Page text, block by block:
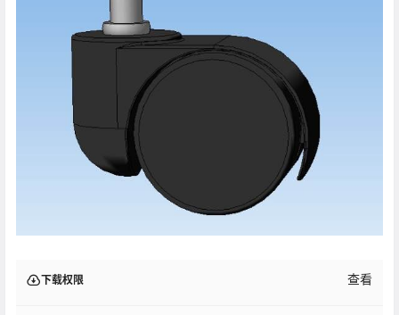
下载权限 查看